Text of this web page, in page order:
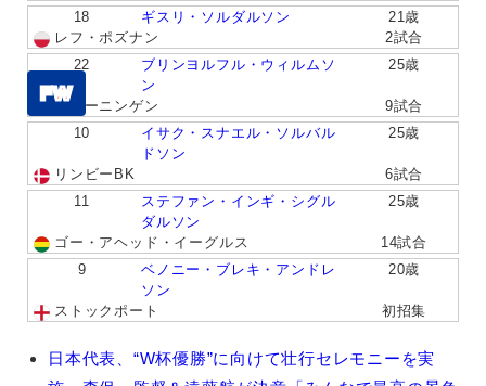
18
ギスリ・ソルダルソン
21歳
レフ・ポズナン
2試合
FW
22
ブリンヨルフル・ウィルムソ
ン
25歳
フローニンゲン
9試合
10
イサク・スナエル・ソルバル
ドソン
25歳
リンビーBK
6試合
11
ステファン・インギ・シグル
ダルソン
25歳
ゴー・アヘッド・イーグルス
14試合
9
ベノニー・ブレキ・アンドレ
ソン
20歳
ストックポート 初招集
森
日本代表、“W杯優勝”に向けて壮行セレモニーを実